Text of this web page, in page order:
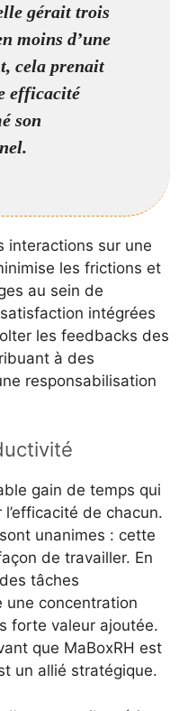
gérait trois
moins d’une
cela prenait
efficacité
son
interactions sur une
les frictions et
au sein de
intégrées
les feedbacks des
à des
responsabilisation
gain de temps qui
de chacun.
unanimes : cette
de travailler. En
tâches
une concentration
forte valeur ajoutée.
que MaBoxRH est
un allié stratégique.